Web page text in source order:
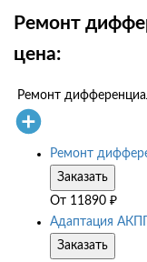
Ремонт
цена:
Ремонт
Ремонт
Заказать
От 11890 ₽
Адаптация АКПП
Заказать